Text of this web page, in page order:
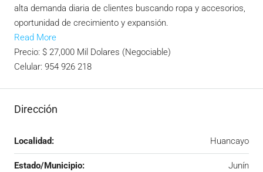
alta demanda diaria de clientes buscando ropa y accesorios,
oportunidad de crecimiento y expansión.
Read More
Precio: $ 27,000 Mil Dolares (Negociable)
Celular: 954 926 218
Dirección
Localidad: Huancayo
Estado/Municipio: Junín